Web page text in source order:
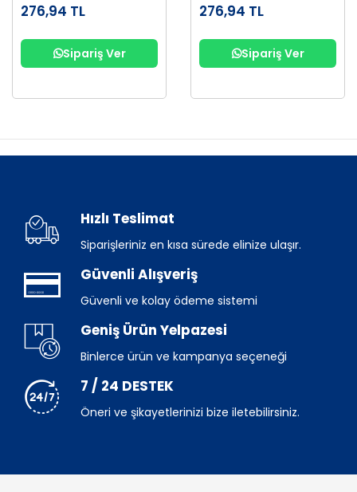
276,94 TL
Sipariş Ver
276,94 TL
Sipariş Ver
Hızlı Teslimat
Siparişleriniz en kısa sürede elinize ulaşır.
Güvenli Alışveriş
Güvenli ve kolay ödeme sistemi
Geniş Ürün Yelpazesi
Binlerce ürün ve kampanya seçeneği
7 / 24 DESTEK
Öneri ve şikayetlerinizi bize iletebilirsiniz.